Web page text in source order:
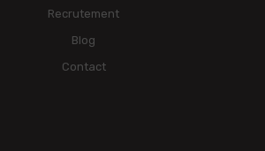
Recrutement
Blog
Contact